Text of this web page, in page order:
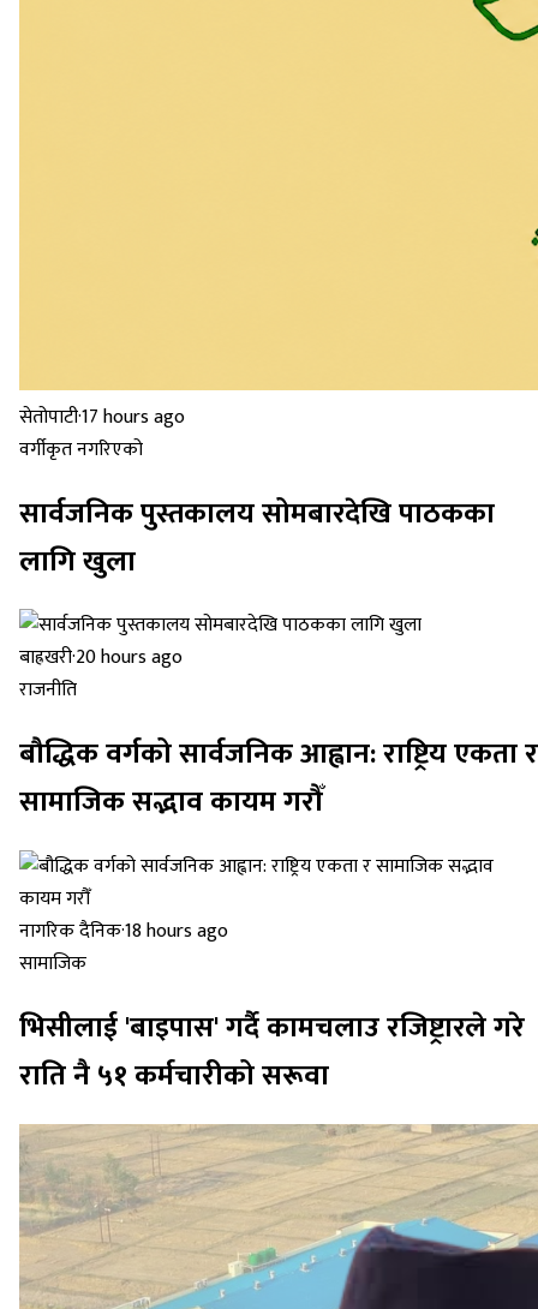
सेतोपाटी·17 hours ago
वर्गीकृत नगरिएको
सार्वजनिक पुस्तकालय सोमबारदेखि पाठकका
लागि खुला
बाह्रखरी·20 hours ago
राजनीति
बौद्धिक वर्गको सार्वजनिक आह्वान: राष्ट्रिय एकता र
सामाजिक सद्भाव कायम गरौँ
नागरिक दैनिक·18 hours ago
सामाजिक
भिसीलाई 'बाइपास' गर्दै कामचलाउ रजिष्ट्रारले गरे
राति नै ५१ कर्मचारीको सरूवा